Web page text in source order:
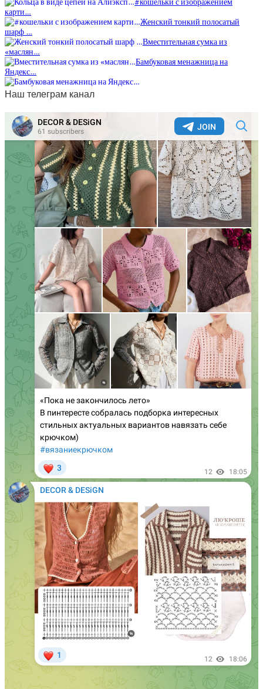
#кошельки с изображением
карти…
Женский тонкий полосатый
шарф …
Вместительная сумка из
«маслян…
Бамбуковая менажница на
Яндекс…
Наш телеграм канал